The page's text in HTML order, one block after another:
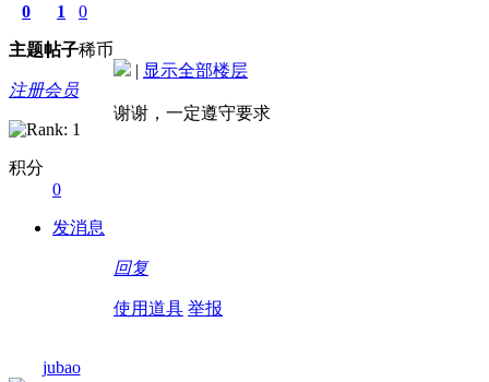
0
主题
1
帖子
0
稀币
注册会员
积分
0
发消息
| 显示全部楼层
谢谢，一定遵守要求
回复
使用道具 举报
jubao